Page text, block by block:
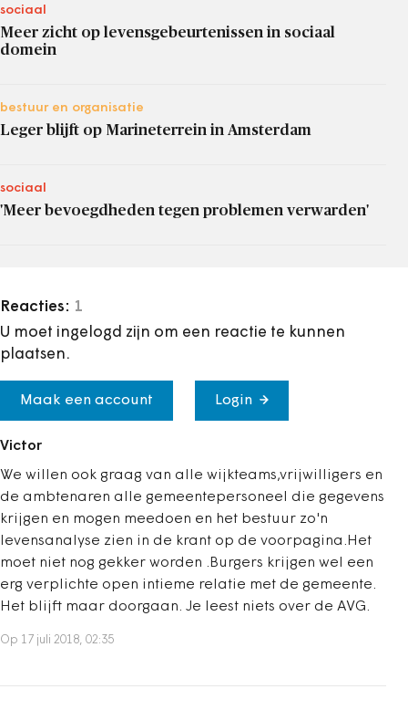
sociaal
Meer zicht op levensgebeurtenissen in sociaal
domein
bestuur en organisatie
Leger blijft op Marineterrein in Amsterdam
sociaal
'Meer bevoegdheden tegen problemen verwarden'
Reacties: 1
U moet ingelogd zijn om een reactie te kunnen
plaatsen.
Maak een account Login
Victor
We willen ook graag van alle wijkteams,vrijwilligers en
de ambtenaren alle gemeentepersoneel die gegevens
krijgen en mogen meedoen en het bestuur zo'n
levensanalyse zien in de krant op de voorpagina.Het
moet niet nog gekker worden .Burgers krijgen wel een
erg verplichte open intieme relatie met de gemeente.
Het blijft maar doorgaan. Je leest niets over de AVG.
Op 17 juli 2018, 02:35